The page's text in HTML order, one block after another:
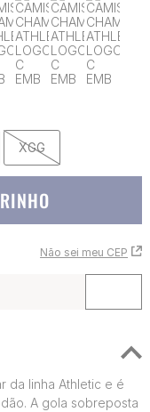
XGG
Não sei meu CEP
da linha Athletic e é
A gola sobreposta